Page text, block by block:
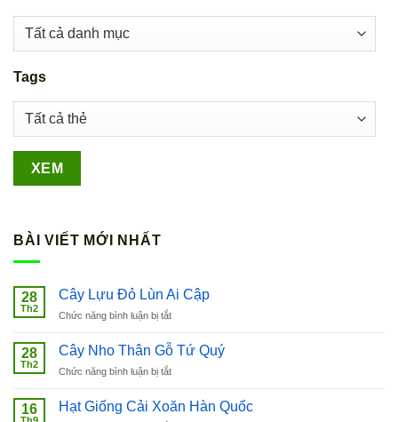
Tags
BÀI VIẾT MỚI NHẤT
28
Th2
Cây Lựu Đỏ Lùn Ai Cập
Chức năng bình luận bị tắtở
Lựu
Lùn
Cập
28
Th2
Cây Nho Thân Gỗ Tứ Quý
Chức năng bình luận bị tắtở
Nho
16 Hạt Giống Cải Xoăn Hàn Quốc